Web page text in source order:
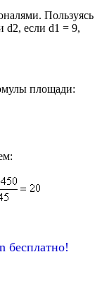
Пользуясь
d2, если d1 = 9,
площади:
бесплатно!